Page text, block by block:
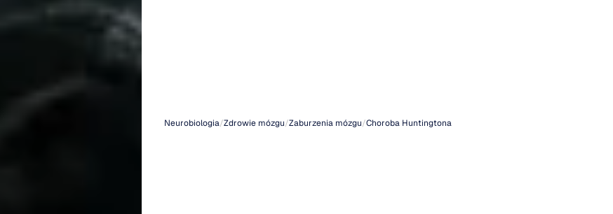
Neurobiologia/Zdrowie mózgu/Zaburzenia mózgu/Choroba Huntingtona